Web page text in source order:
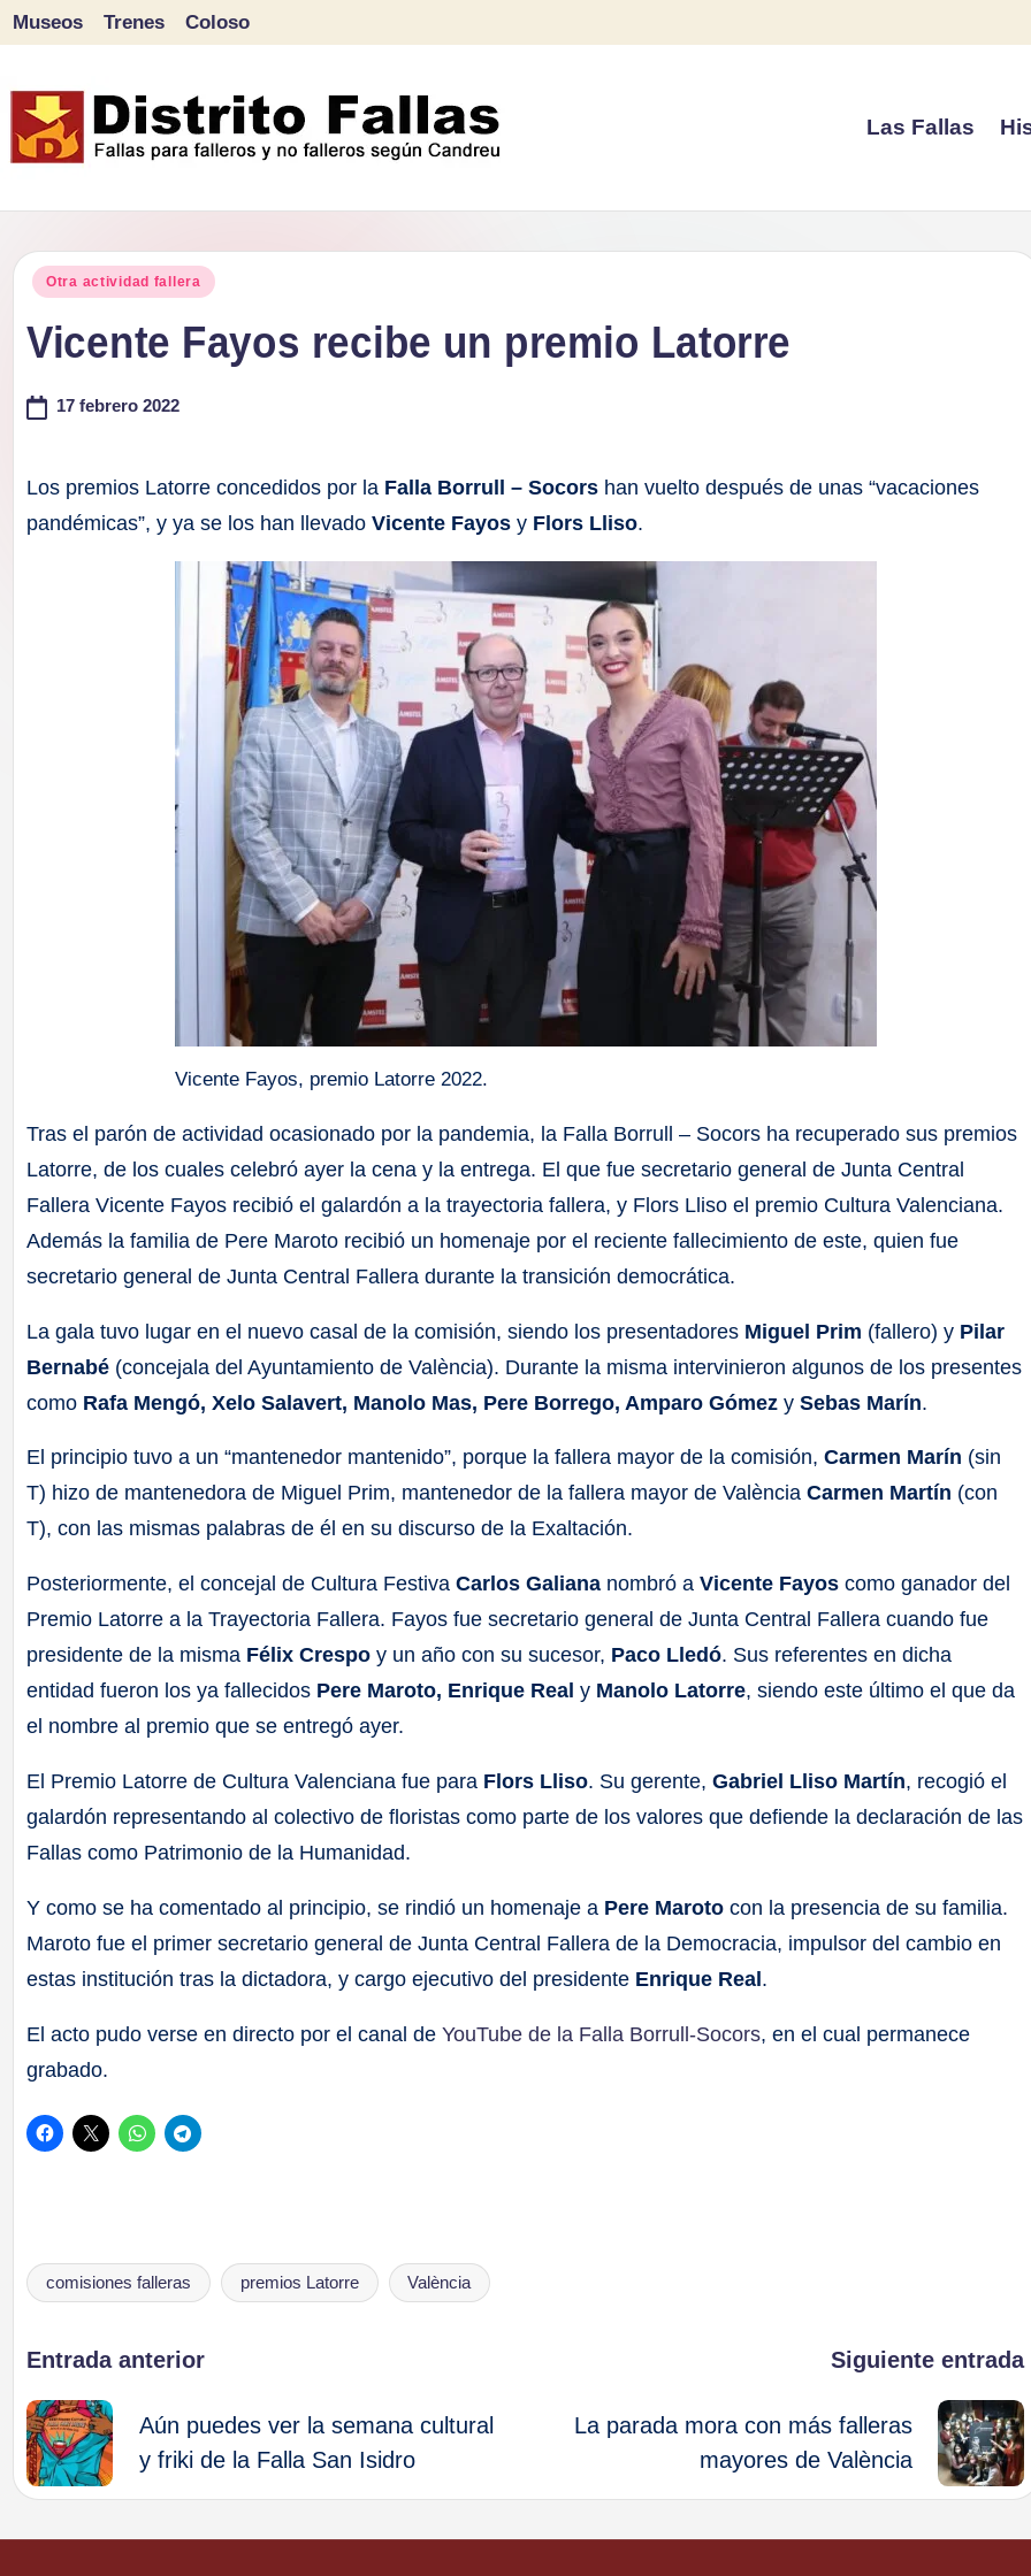
contenido
Museos Trenes Coloso
Las Fallas
Publicado
Otra actividad fallera
Vicente Fayos recibe un premio Latorre
17 febrero 2022
Los premios Latorre concedidos por la Falla Borrull – Socors han vuelto después de unas “vacaciones
pandémicas”, y ya se los han llevadoVicente Fayos y Flors Lliso.
Vicente Fayos, premio Latorre 2022.
Tras el parón de actividad ocasionado por la pandemia, la Falla Borrull – Socors ha recuperado sus premios
Latorre, de los cuales celebró ayer la cena y la entrega. El que fue secretario general de Junta Central
Fallera Vicente Fayos recibió el galardón a la trayectoria fallera, y Flors Lliso el premio Cultura Valenciana.
Además la familia de Pere Maroto recibió un homenaje por el reciente fallecimiento de este, quien fue
secretario general de Junta Central Fallera durante la transición democrática.
La gala tuvo lugar en el nuevo casal de la comisión, siendo los presentadores Miguel Prim (fallero) y Pilar
Bernabé (concejala del Ayuntamiento de València). Durante la misma intervinieron algunos de los presentes
como Rafa Mengó, Xelo Salavert, Manolo Mas, Pere Borrego, Amparo Gómez ySebas Marín.
El principio tuvo a un “mantenedor mantenido”, porque la fallera mayor de la comisión,Carmen Marín (sin
T) hizo de mantenedora de Miguel Prim, mantenedor de la fallera mayor de ValènciaCarmen Martín (con
T), con las mismas palabras de él en su discurso de la Exaltación.
Posteriormente, el concejal de Cultura FestivaCarlos Galiana nombró aVicente Fayos como ganador del
Premio Latorre a la Trayectoria Fallera. Fayos fue secretario general de Junta Central Fallera cuando fue
presidente de la misma Félix Crespo y un año con su sucesor, Paco Lledó. Sus referentes en dicha
entidad fueron los ya fallecidos Pere Maroto, Enrique Realy Manolo Latorre, siendo este último el que da
el nombre al premio que se entregó ayer.
El Premio Latorre de Cultura Valenciana fue para Flors Lliso. Su gerente,Gabriel Lliso Martín, recogió el
galardón representando al colectivo de floristas como parte de los valores que defiende la declaración de las
Fallas como Patrimonio de la Humanidad.
Y como se ha comentado al principio, se rindió un homenaje a Pere Maroto con la presencia de su familia.
Maroto fue el primer secretario general de Junta Central Fallera de la Democracia, impulsor del cambio en
estas institución tras la dictadora, y cargo ejecutivo del presidente Enrique Real.
El acto pudo verse en directo por el canal deYouTube de la Falla Borrull-Socors, en el cual permanece
grabado.
Etiquetas:
comisiones falleras premios Latorre València
Navegación
de
entradas
Entrada anterior
Aún puedes ver la semana cultural
y friki de la Falla San Isidro
Siguiente entrada
La parada mora con más falleras
mayores de València